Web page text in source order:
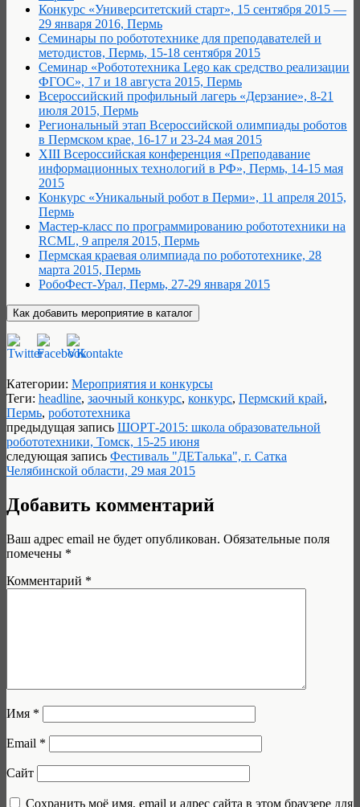
Конкурс «Университетский старт», 15 сентября 2015 —
29 января 2016, Пермь
Семинары по робототехнике для преподавателей и
методистов, Пермь, 15-18 сентября 2015
Семинар «Робототехника Lego как средство реализации
ФГОС», 17 и 18 августа 2015, Пермь
Всероссийский профильный лагерь «Дерзание», 8-21
июля 2015, Пермь
Региональный этап Всероссийской олимпиады роботов
в Пермском крае, 16-17 и 23-24 мая 2015
XIII Всероссийская конференция «Преподавание
информационных технологий в РФ», Пермь, 14-15 мая
2015
Конкурс «Уникальный робот в Перми», 11 апреля 2015,
Пермь
Мастер-класс по программированию робототехники на
RCML, 9 апреля 2015, Пермь
Пермская краевая олимпиада по робототехнике, 28
марта 2015, Пермь
РобоФест-Урал, Пермь, 27-29 января 2015
Категории: Мероприятия и конкурсы
Теги: headline, заочный конкурс, конкурс, Пермский край,
Пермь, робототехника
предыдущая запись ШОРТ-2015: школа образовательной
робототехники, Томск, 15-25 июня
следующая запись Фестиваль "ДЕТалька", г. Сатка
Челябинской области, 29 мая 2015
Добавить комментарий
Ваш адрес email не будет опубликован. Обязательные поля
помечены *
Комментарий *
Имя *
Email *
Сайт
Сохранить моё имя, email и адрес сайта в этом браузере для